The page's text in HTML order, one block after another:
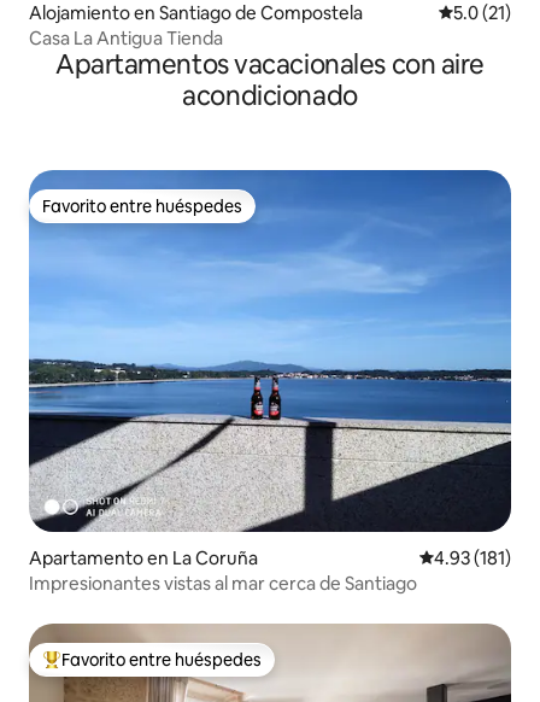
Alojamiento en Santiago de Compostela Calificación
5.0 (21)
Casa La Antigua Tienda
Apartamentos vacacionales con aire
acondicionado
Favorito entre huéspedes
Favorito entre huéspedes
Apartamento en La Coruña Calificación
4.93 (181)
Impresionantes vistas al mar cerca de Santiago
Favorito entre huéspedes preferido
Favorito entre huéspedes